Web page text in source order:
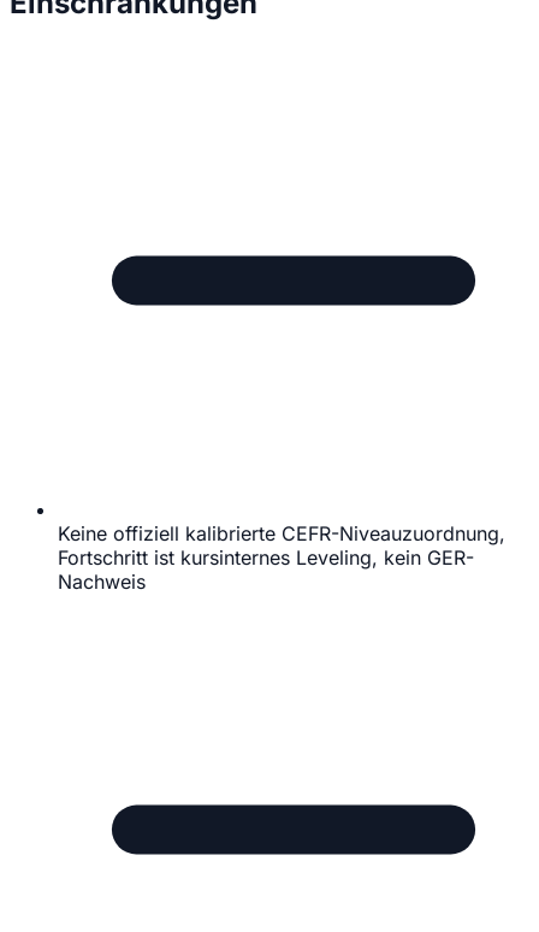
Keine offiziell kalibrierte CEFR-Niveauzuordnung,
Fortschritt ist kursinternes Leveling, kein GER-
Nachweis